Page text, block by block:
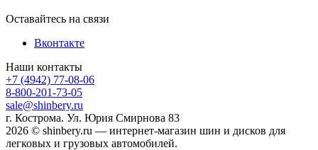
Оставайтесь на связи
Вконтакте
Наши контакты
+7 (4942) 77-08-06
8-800-201-73-05
sale@shinbery.ru
г. Кострома. Ул. Юрия Смирнова 83
2026 © shinbery.ru — интернет-магазин шин и дисков для
легковых и грузовых автомобилей.